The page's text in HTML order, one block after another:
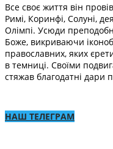
Все своє життя він
Римі, Коринфі, Солуні,
Олімпі. Усюди
Боже, викриваючи
православних, яких
в темниці. Своїми
стяжав благодатні дари
НАШ ТЕЛЕГРАМ